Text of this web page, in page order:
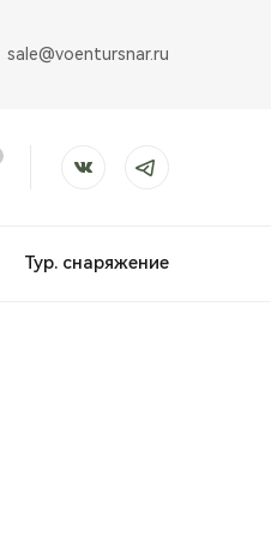
sale@voentursnar.ru
Тур. снаряжение